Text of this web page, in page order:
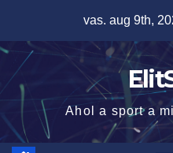
content
vas. aug 9th,
Ahol a sport a